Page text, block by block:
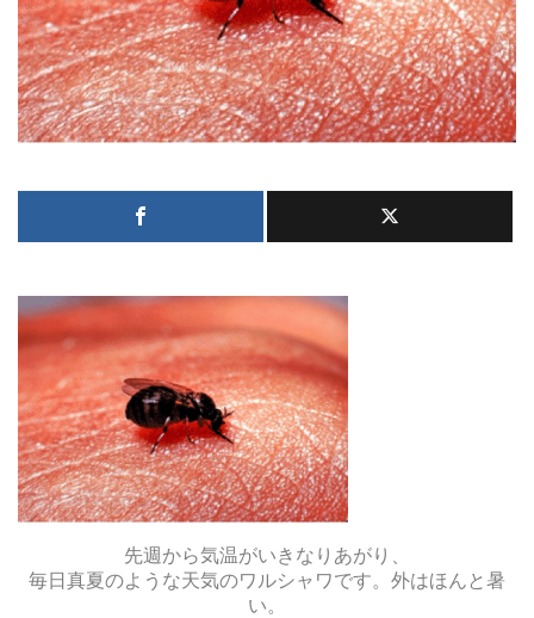
先週から気温がいきなりあがり、
毎日真夏のような天気のワルシャワです。外はほんと暑
い。